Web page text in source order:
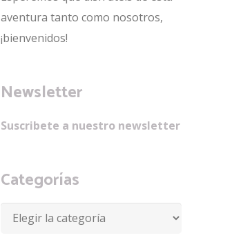
aventura tanto como nosotros,
¡bienvenidos!
Newsletter
Suscribete a nuestro newsletter
Categorías
Categorías